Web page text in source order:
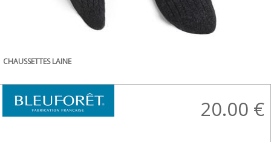
CHAUSSETTES LAINE
20.00 €